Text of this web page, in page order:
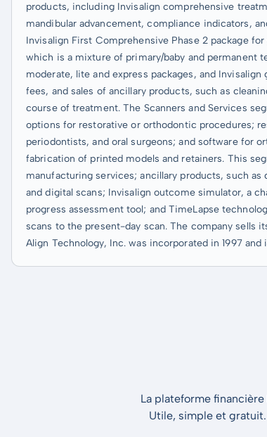
products, including Invisalign comprehensive
mandibular advancement, compliance indicators,
Invisalign First Comprehensive Phase 2 package
which is a mixture of primary/baby and permanent
moderate, lite and express packages, and
fees, and sales of ancillary products, such as
course of treatment. The Scanners and Services
options for restorative or orthodontic procedures;
periodontists, and oral surgeons; and software for
fabrication of printed models and retainers. This
manufacturing services; ancillary products, such
and digital scans; Invisalign outcome simulator, a
progress assessment tool; and TimeLapse
scans to the present-day scan. The company sells
Align Technology, Inc. was incorporated in 1997
La plateforme
Utile, simple et